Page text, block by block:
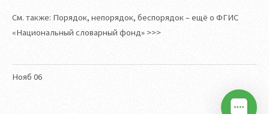
Нояб 06
См. также: Порядок, непорядок, беспорядок – ещё о ФГИС
«Национальный словарный фонд» >>>